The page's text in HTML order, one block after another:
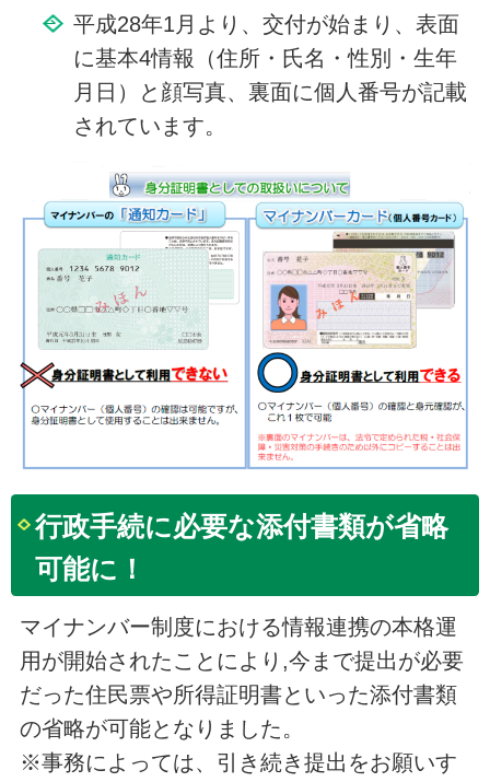
平成28年1月より、交付が始まり、表面
に基本4情報（住所・氏名・性別・生年
月日）と顔写真、裏面に個人番号が記載
されています。
行政手続に必要な添付書類が省略
可能に！
マイナンバー制度における情報連携の本格運
用が開始されたことにより,今まで提出が必要
だった住民票や所得証明書といった添付書類
の省略が可能となりました。
※事務によっては、引き続き提出をお願いす